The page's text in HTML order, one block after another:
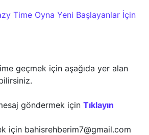
Time Oyna Yeni Başlayanlar İçin
geçmek için aşağıda yer alan
göndermek için Tıklayın
için bahisrehberim7@gmail.com